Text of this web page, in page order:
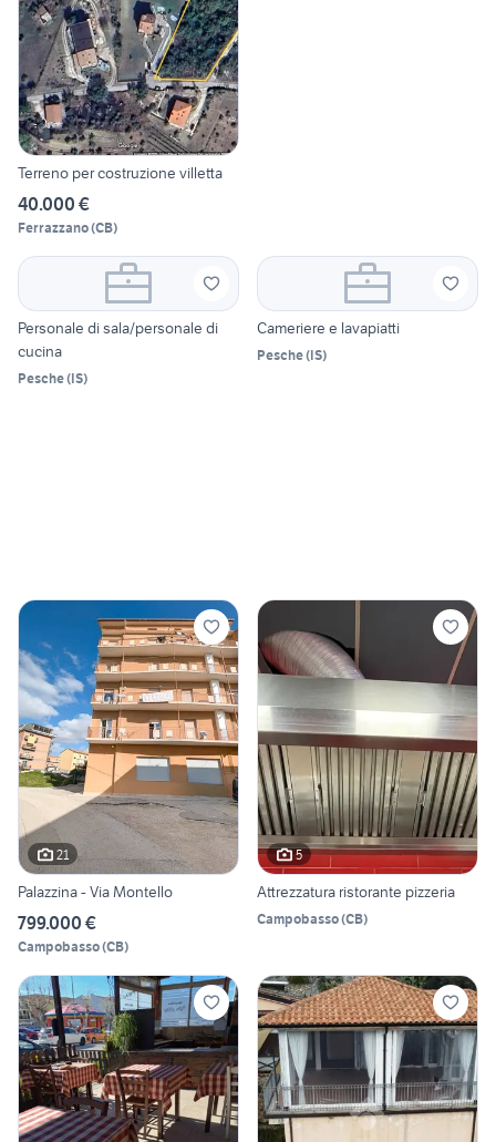
Terreno per costruzione villetta
40.000 €
Ferrazzano(CB)
Personale di sala/personale di
cucina
Pesche(IS)
Cameriere e lavapiatti
Pesche(IS)
21
Palazzina - Via Montello
799.000 €
Campobasso(CB)
5
Attrezzatura ristorante pizzeria
Campobasso(CB)